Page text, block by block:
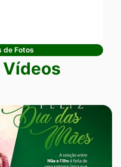
de Fotos
Vídeos